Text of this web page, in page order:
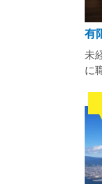
有
未
に